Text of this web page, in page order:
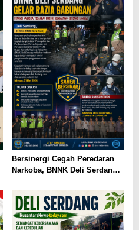
Bersinergi Cegah Peredaran
Narkoba, BNNK Deli Serdang
Razia Gabungan Tempat
Hiburan Malam — 12
Pengunjung Dinyatakan
Positif Menggunakan Narkoba